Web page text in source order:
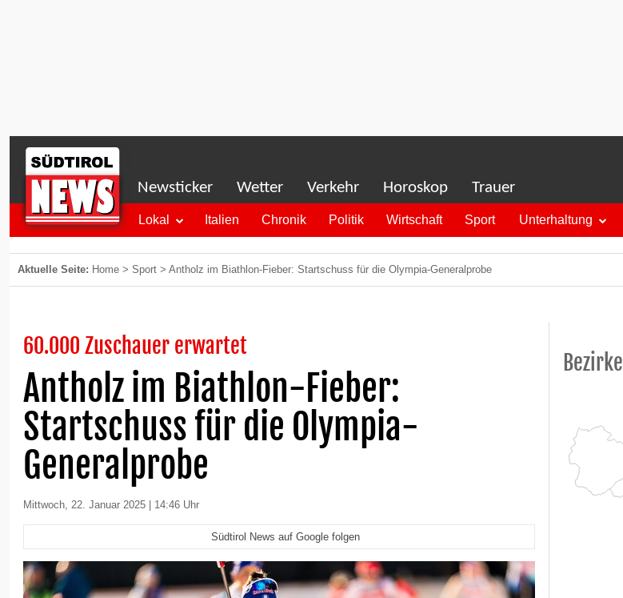
Newsticker Wetter Verkehr Horoskop Trauer
Lokal Italien Chronik Politik Wirtschaft Sport Unterhaltung
Aktuelle Seite: Home > Sport > Antholz im Biathlon-Fieber: Startschuss für die Olympia-Generalprobe
60.000 Zuschauer erwartet
Antholz im Biathlon-Fieber:
Startschuss für die Olympia-
Generalprobe
Mittwoch, 22. Januar 2025 | 14:46 Uhr
Südtirol News auf Google folgen
Bezirke